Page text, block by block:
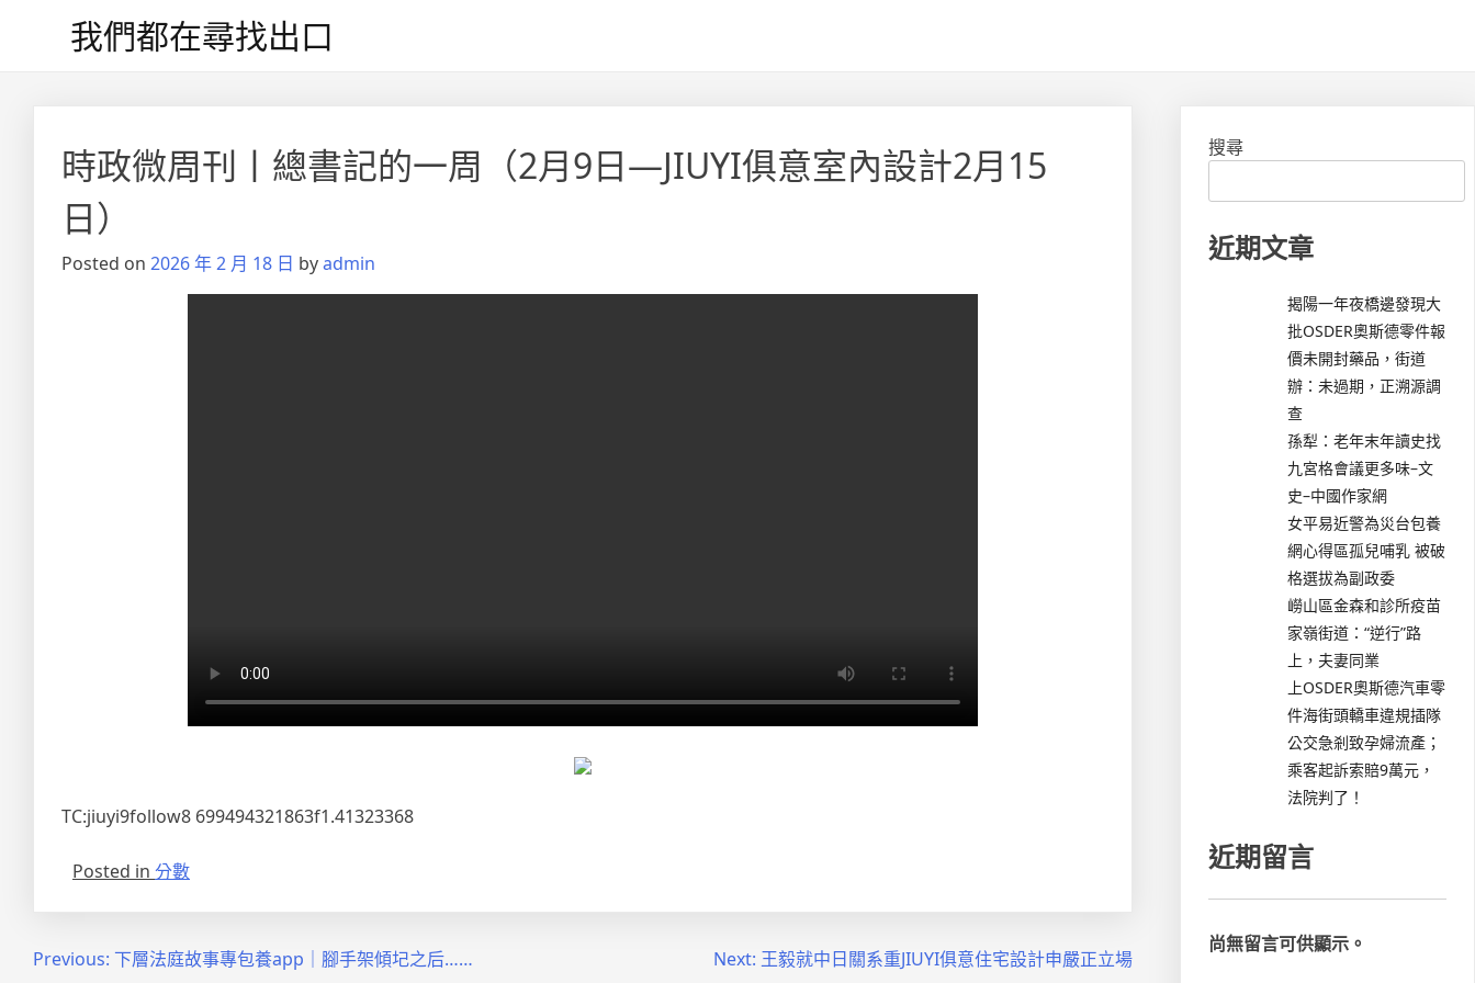
我們都在尋找出口
時政微周刊丨總書記的一周（2月9日—JIUYI俱意室內設計2月15
日）
Posted on 2026 年 2 月 18 日 byadmin
TC:jiuyi9follow8 699494321863f1.41323368
Posted in 分數
Previous: 下層法庭故事專包養app｜腳手架傾圮之后…… Next: 王毅就中日關系重JIUYI俱意住宅設計申嚴正立場
搜尋
近期文章
揭陽一年夜橋邊發現大
批OSDER奧斯德零件報
價未開封藥品，街道
辦：未過期，正溯源調
查
孫犁：老年末年讀史找
九宮格會議更多味–文
史–中國作家網
女平易近警為災台包養
網心得區孤兒哺乳 被破
格選拔為副政委
嶗山區金森和診所疫苗
家嶺街道：“逆行”路
上，夫妻同業
上OSDER奧斯德汽車零
件海街頭轎車違規插隊
公交急剎致孕婦流產；
乘客起訴索賠9萬元，
法院判了！
近期留言
尚無留言可供顯示。